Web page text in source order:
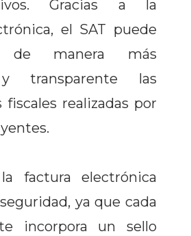
Gracias a la
el SAT puede
de manera más
transparente las
fiscales realizadas por
factura electrónica
ya que cada
incorpora un sello